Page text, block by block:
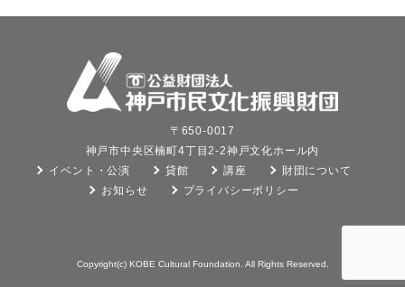
〒650-0017
神戸市中央区楠町4丁目2-2神戸文化ホール内
イベント・公演
貸館 講座
財団について
お知らせ
プライバシーポリシー
Copyright(c) KOBE Cultural Foundation. All Rights Reserved.